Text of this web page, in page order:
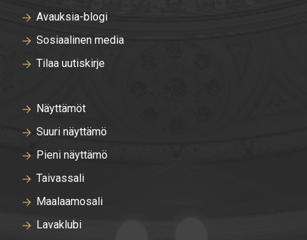
Avauksia-blogi
Sosiaalinen media
Tilaa uutiskirje
Näyttämöt
Suuri näyttämö
Pieni näyttämö
Taivassali
Maalaamosali
Lavaklubi